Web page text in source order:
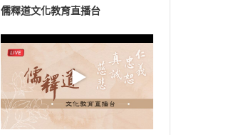
儒釋道文化教育直播台